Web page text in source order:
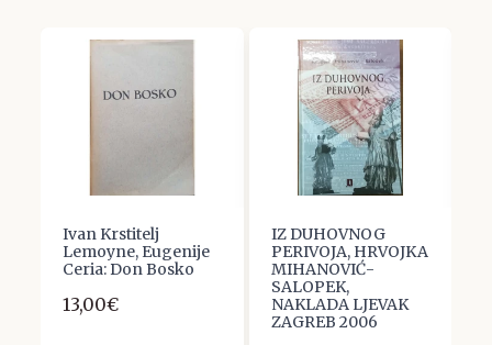
Ivan Krstitelj
Lemoyne, Eugenije
Ceria: Don Bosko
13,00€
IZ DUHOVNOG
PERIVOJA, HRVOJKA
MIHANOVIĆ-
SALOPEK,
NAKLADA LJEVAK
ZAGREB 2006